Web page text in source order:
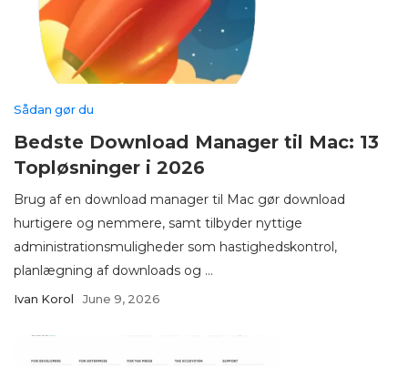
Sådan gør du
Bedste Download Manager til Mac: 13
Topløsninger i 2026
Brug af en download manager til Mac gør download
hurtigere og nemmere, samt tilbyder nyttige
administrationsmuligheder som hastighedskontrol,
planlægning af downloads og ...
Ivan Korol June 9, 2026